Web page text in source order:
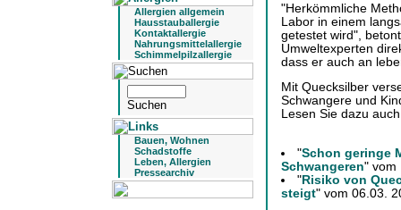
Allergien allgemein
Hausstauballergie
Kontaktallergie
Nahrungsmittelallergie
Schimmelpilzallergie
Bauen, Wohnen
Schadstoffe
Leben, Allergien
Pressearchiv
"Herkömmliche
Labor in einem
getestet wird",
Umweltexperten
dass er auch an
Mit Quecksilber
Schwangere und
Lesen Sie dazu
"Schon geringe
Schwangeren" vom
"Risiko von
steigt" vom 06.03.